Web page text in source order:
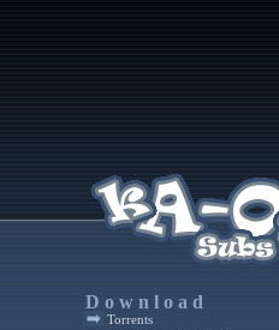
Download
Torrents